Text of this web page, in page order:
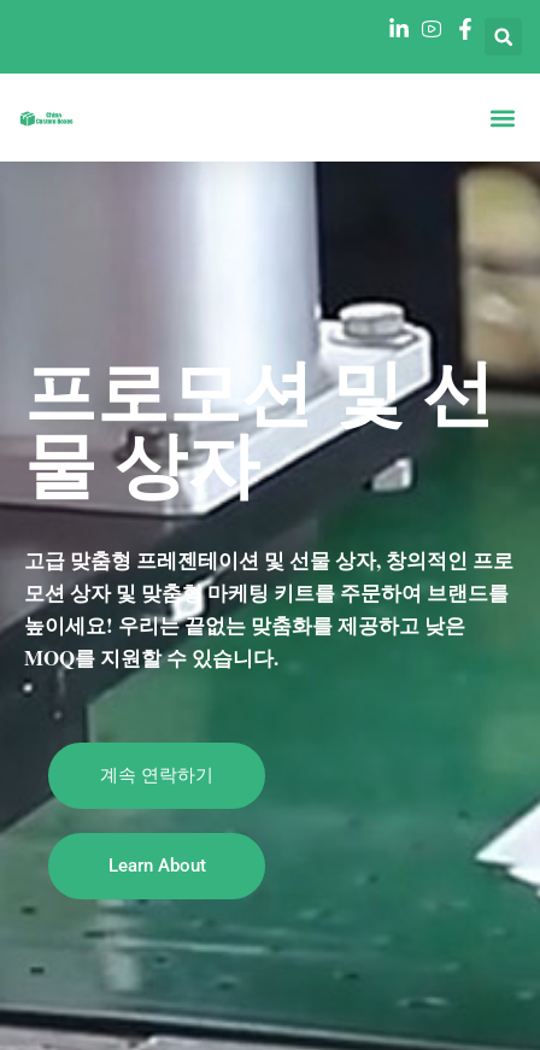
프로모션 및 선
물 상자
고급 맞춤형 프레젠테이션 및 선물 상자, 창의적인 프로
모션 상자 및 맞춤형 마케팅 키트를 주문하여 브랜드를
높이세요! 우리는 끝없는 맞춤화를 제공하고 낮은
MOQ를 지원할 수 있습니다.
계속 연락하기
Learn About